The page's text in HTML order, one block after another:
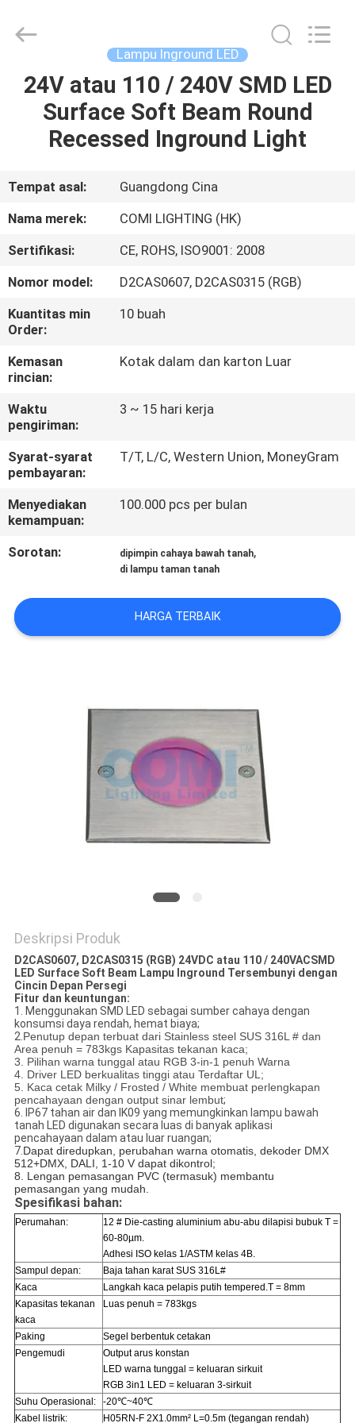
RUMAH
PRODUK
TENTANG
KAMI
TUR
PABRIK
KONTROL
KUALITAS
HUBUNGI
KAMI
BERITA
KASUS
SITEMAP
COMI
LIGHTING
Reserved.
Lampu Inground LED
24V atau 110 / 240V SMD LED
Surface Soft Beam Round
Recessed Inground Light
Tempat asal:
Guangdong Cina
Nama merek:
COMI LIGHTING (HK)
Sertifikasi:
CE, ROHS, ISO9001: 2008
Nomor model:
D2CAS0607, D2CAS0315 (RGB)
Kuantitas min
Order:
10 buah
Kemasan
rincian:
Kotak dalam dan karton Luar
Waktu
pengiriman:
3 ~ 15 hari kerja
Syarat-syarat
pembayaran:
T/T, L/C, Western Union, MoneyGram
Menyediakan
kemampuan:
100.000 pcs per bulan
Sorotan: dipimpin cahaya bawah tanah,
di lampu taman tanah
HARGA TERBAIK
Deskripsi Produk
D2CAS0607, D2CAS0315 (RGB) 24VDC atau 110 / 240VACSMD
LED Surface Soft Beam Lampu Inground Tersembunyi dengan
Cincin Depan Persegi
Fitur dan keuntungan:
1. Menggunakan SMD LED sebagai sumber cahaya dengan
konsumsi daya rendah, hemat biaya;
2.Penutup depan terbuat dari Stainless steel SUS 316L # dan
Area penuh = 783kgs Kapasitas tekanan kaca;
3. Pilihan warna tunggal atau RGB 3-in-1 penuh Warna
4. Driver LED berkualitas tinggi atau Terdaftar UL;
5. Kaca cetak Milky / Frosted / White membuat perlengkapan
pencahayaan dengan output sinar lembut;
6. IP67 tahan air dan IK09 yang memungkinkan lampu bawah
tanah LED digunakan secara luas di banyak aplikasi
pencahayaan dalam atau luar ruangan;
7.Dapat diredupkan, perubahan warna otomatis, dekoder DMX
512+DMX, DALI, 1-10 V dapat dikontrol;
8. Lengan pemasangan PVC (termasuk) membantu
pemasangan yang mudah.
Spesifikasi bahan:
Perumahan:
12 # Die-casting aluminium abu-abu dilapisi bubuk T =
60-80µm.
Adhesi ISO kelas 1/ASTM kelas 4B.
Sampul depan:
Baja tahan karat SUS 316L#
Kaca
Langkah kaca pelapis putih tempered.T = 8mm
Kapasitas tekanan
kaca
Luas penuh = 783kgs
Paking
Segel berbentuk cetakan
Pengemudi
Output arus konstan
LED warna tunggal = keluaran sirkuit
RGB 3in1 LED = keluaran 3-sirkuit
Suhu Operasional:
-20℃~40℃
Kabel listrik:
H05RN-F 2X1.0mm² L=0.5m (tegangan rendah)